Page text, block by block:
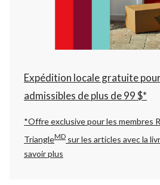
à
22:00
Expédition locale gratuite
admissibles de plus de 99 $*
*Offre exclusive pour les membres
TriangleMD sur les articles avec la
savoir plus